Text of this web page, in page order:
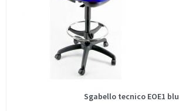
Sgabello tecnico EOE1 blu